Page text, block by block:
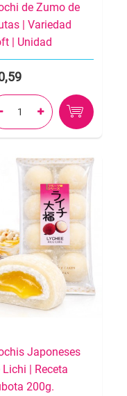
de Zumo de
| Variedad
| Unidad

Japoneses
Lichi | Receta
200g.